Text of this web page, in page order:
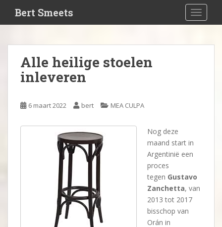
i
Bert Smeets
Alle heilige stoelen
inleveren
6 maart 2022 bert MEA CULPA
Nog deze
maand start in
Argentinië een
proces
tegen Gustavo
Zanchetta, van
2013 tot 2017
bisschop van
Orán in